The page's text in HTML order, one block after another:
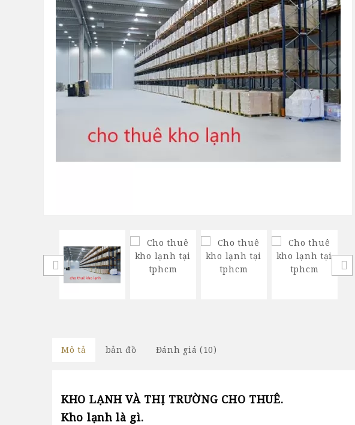
Mô tả bản đồ Đánh giá (10)
KHO LẠNH VÀ THỊ TRƯỜNG CHO THUÊ.
Kho lạnh là gì.